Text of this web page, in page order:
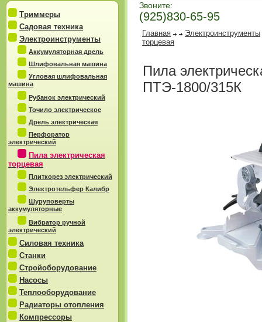
Триммеры
Садовая техника
Электроинструменты
Аккумуляторная дрель
Шлифовальная машина
Угловая шлифовальная
машина
Рубанок электрический
Точило электрическое
Дрель электрическая
Перфоратор
электрический
Пила электрическая
торцевая
Плиткорез электрический
Электротельфер Калибр
Шуруповерты
аккумуляторные
Вибратор ручной
электрический
Силовая техника
Станки
Стройоборудование
Насосы
Теплооборудование
Радиаторы отопления
Компрессоры
Звоните:
(925)830-65-95
Главная
Электроинструменты
торцевая
Пила
ПТЭ-1800/315К